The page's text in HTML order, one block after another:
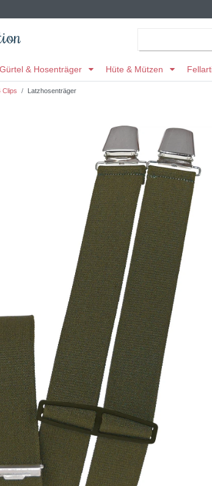
Gürtel & Hosenträger Hüte & Mützen
Clips Latzhosenträger